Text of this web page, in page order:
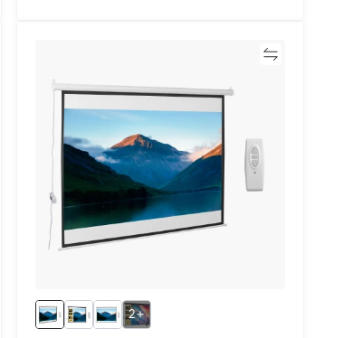
2+